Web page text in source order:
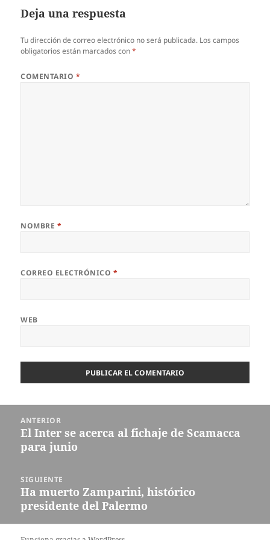
Deja una respuesta
Tu dirección de correo electrónico no será publicada. Los campos
obligatorios están marcados con*
COMENTARIO *
NOMBRE *
CORREO ELECTRÓNICO *
WEB
entradas
ANTERIOR
Entrada
anterior:
El Inter se acerca al fichaje de Scamacca
para junio
SIGUIENTE
Entrada
siguiente:
Ha muerto Zamparini, histórico
presidente del Palermo